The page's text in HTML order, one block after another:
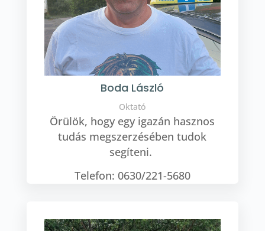
Boda László
Oktató
Örülök, hogy egy igazán hasznos
tudás megszerzésében tudok
segíteni.
Telefon: 0630/221-5680